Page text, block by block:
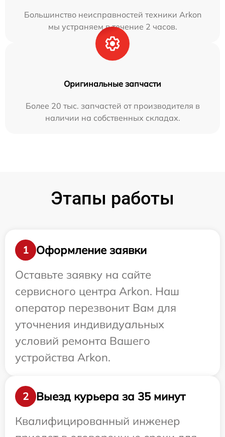
Большинство неисправностей техники Arkon
мы устраняем в течение 2 часов.
Оригинальные запчасти
Более 20 тыс. запчастей от производителя в
наличии на собственных складах.
Этапы работы
1
Оформление заявки
Оставьте заявку на сайте
сервисного центра Arkon. Наш
оператор перезвонит Вам для
уточнения индивидуальных
условий ремонта Вашего
устройства Arkon.
2
Выезд курьера за 35 минут
Квалифицированный инженер